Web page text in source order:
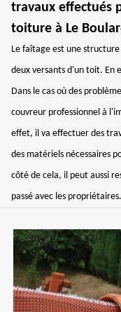
travaux effectués
toiture à Le
Le faîtage est une
deux versants d'un toit. En
Dans le cas où des
couvreur professionnel à
effet, il va effectuer des
des matériels nécessaires
côté de cela, il peut aussi
passé avec les propriétaires.